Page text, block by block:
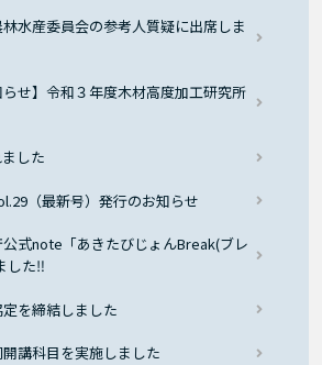
水産委員会の参考人質疑に出席しま
らせ】令和３年度木材高度加工研究所
した
（最新号）発行のお知らせ
式note「あきたびじょんBreak(ブレ
した‼
を締結しました
講科目を実施しました